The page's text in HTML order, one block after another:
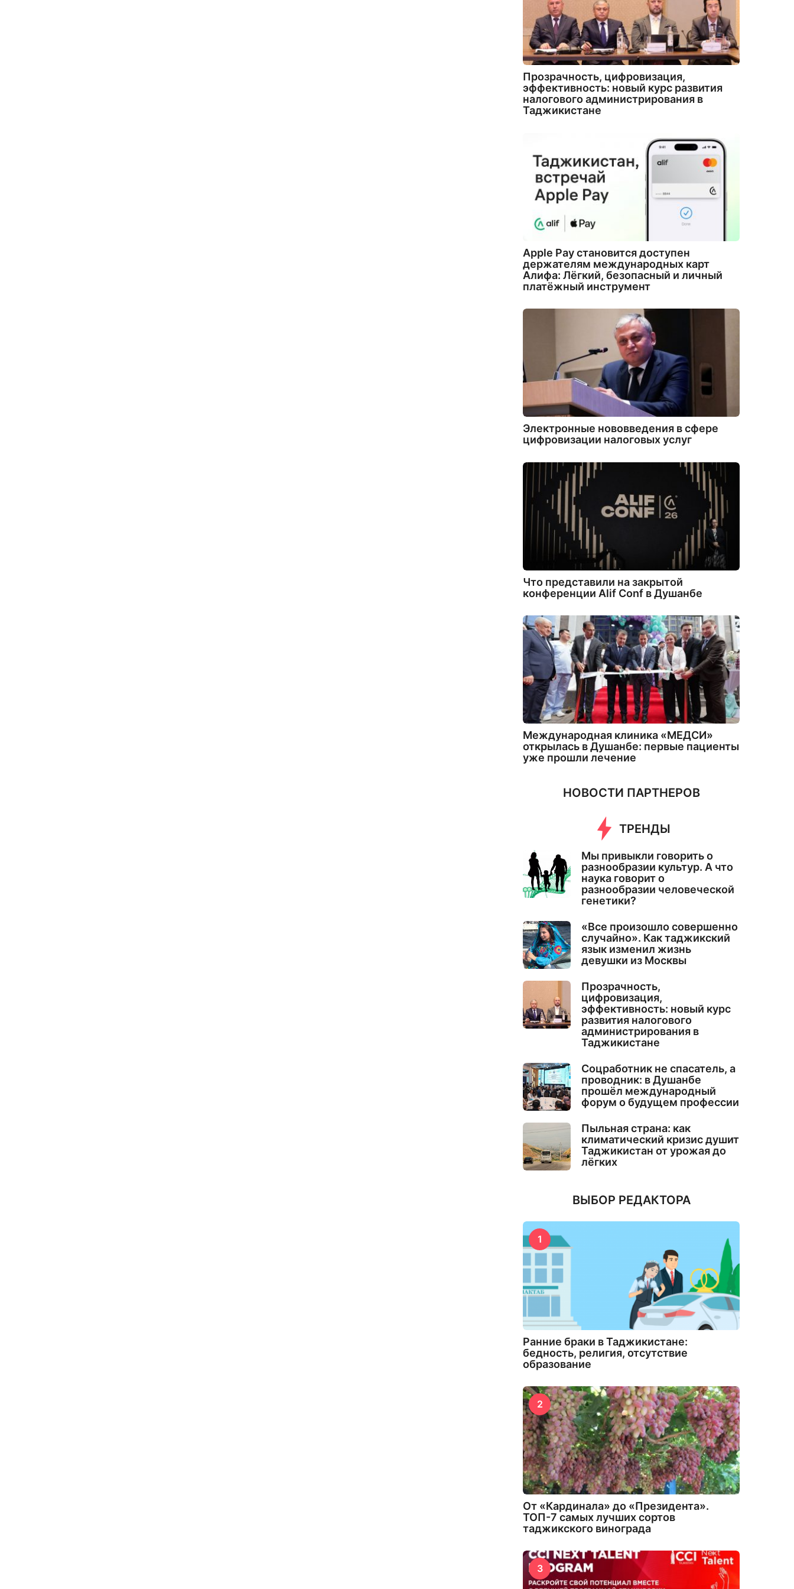
Прозрачность, цифровизация,
эффективность: новый курс развития
налогового администрирования в
Таджикистане
Apple Pay становится доступен
держателям международных карт
Алифа: Лёгкий, безопасный и личный
платёжный инструмент
Электронные нововведения в сфере
цифровизации налоговых услуг
Что представили на закрытой
конференции Alif Conf в Душанбе
Международная клиника «МЕДСИ»
открылась в Душанбе: первые пациенты
уже прошли лечение
НОВОСТИ ПАРТНЕРОВ
ТРЕНДЫ
Мы привыкли говорить о
разнообразии культур. А что
наука говорит о
разнообразии человеческой
генетики?
«Все произошло совершенно
случайно». Как таджикский
язык изменил жизнь
девушки из Москвы
Прозрачность,
цифровизация,
эффективность: новый курс
развития налогового
администрирования в
Таджикистане
Соцработник не спасатель, а
проводник: в Душанбе
прошёл международный
форум о будущем профессии
Пыльная страна: как
климатический кризис душит
Таджикистан от урожая до
лёгких
ВЫБОР РЕДАКТОРА
1
Ранние браки в Таджикистане:
бедность, религия, отсутствие
образование
2
От «Кардинала» до «Президента».
ТОП-7 самых лучших сортов
таджикского винограда
3